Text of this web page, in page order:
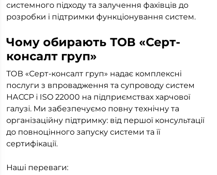
системного підходу та залучення фахівців до
розробки і підтримки функціонування систем.
Чому обирають ТОВ «Серт-
консалт груп»
ТОВ «Серт-консалт груп» надає комплексні
послуги з впровадження та супроводу систем
НАССР і ISO 22000 на підприємствах харчової
галузі. Ми забезпечуємо повну технічну та
організаційну підтримку: від першої консультації
до повноцінного запуску системи та її
сертифікації.
Наші переваги: